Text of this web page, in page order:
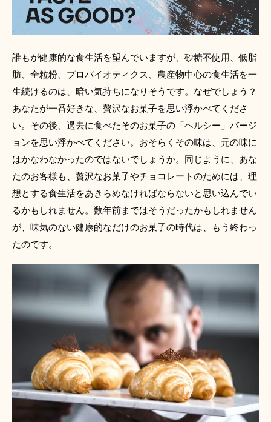
誰もが健康的な食生活を望んでいますが、砂糖不使用、低脂
肪、全粒粉、プロバイオティクス、農産物中心の食生活を一
生続けるのは、暗い気持ちになりそうです。なぜでしょう？
あなたが一番好きな、贅沢なお菓子を思い浮かべてくださ
い。その後、過去に食べたそのお菓子の「ヘルシー」バージ
ョンを思い浮かべてください。おそらくその味は、元の味に
はかなわなかったのではないでしょうか。同じように、あな
たのお客様も、贅沢なお菓子やチョコレートのためには、理
想とする食生活をあきらめなければならないと思い込んでい
るかもしれません。数年前まではそうだったかもしれません
が、味気のない健康的なだけのお菓子の時代は、もう終わっ
たのです。